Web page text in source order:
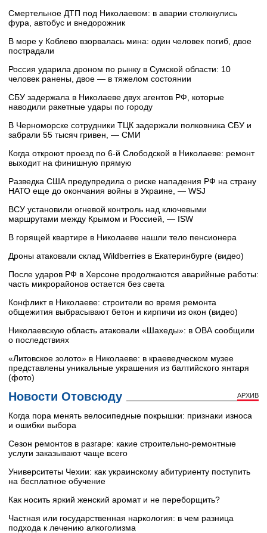
Смертельное ДТП под Николаевом: в аварии столкнулись
фура, автобус и внедорожник
В море у Коблево взорвалась мина: один человек погиб, двое
пострадали
Россия ударила дроном по рынку в Сумской области: 10
человек ранены, двое — в тяжелом состоянии
СБУ задержала в Николаеве двух агентов РФ, которые
наводили ракетные удары по городу
В Черноморске сотрудники ТЦК задержали полковника СБУ и
забрали 55 тысяч гривен, — СМИ
Когда откроют проезд по 6-й Слободской в Николаеве: ремонт
выходит на финишную прямую
Разведка США предупредила о риске нападения РФ на страну
НАТО еще до окончания войны в Украине, — WSJ
ВСУ установили огневой контроль над ключевыми
маршрутами между Крымом и Россией, — ISW
В горящей квартире в Николаеве нашли тело пенсионера
Дроны атаковали склад Wildberries в Екатеринбурге (видео)
После ударов РФ в Херсоне продолжаются аварийные работы:
часть микрорайонов остается без света
Конфликт в Николаеве: строители во время ремонта
общежития выбрасывают бетон и кирпичи из окон (видео)
Николаевскую область атаковали «Шахеды»: в ОВА сообщили
о последствиях
«Литовское золото» в Николаеве: в краеведческом музее
представлены уникальные украшения из балтийского янтаря
(фото)
Новости Отовсюду АРХИВ
Когда пора менять велосипедные покрышки: признаки износа
и ошибки выбора
Сезон ремонтов в разгаре: какие строительно-ремонтные
услуги заказывают чаще всего
Университеты Чехии: как украинскому абитуриенту поступить
на бесплатное обучение
Как носить яркий женский аромат и не переборщить?
Частная или государственная наркология: в чем разница
подхода к лечению алкоголизма